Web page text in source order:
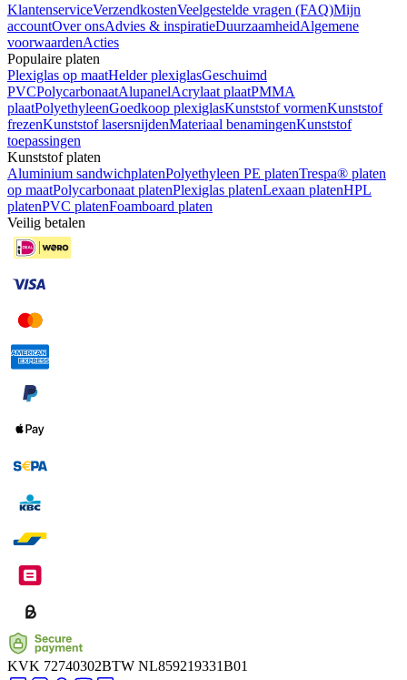
KlantenserviceVerzendkostenVeelgestelde vragen (FAQ)Mijn
accountOver onsAdvies & inspiratieDuurzaamheidAlgemene
voorwaardenActies
Populaire platen
Plexiglas op maatHelder plexiglasGeschuimd
PVCPolycarbonaatAlupanelAcrylaat plaatPMMA
plaatPolyethyleenGoedkoop plexiglasKunststof vormenKunststof
frezenKunststof lasersnijdenMateriaal benamingenKunststof
toepassingen
Kunststof platen
Aluminium sandwichplatenPolyethyleen PE platenTrespa® platen
op maatPolycarbonaat platenPlexiglas platenLexaan platenHPL
platenPVC platenFoamboard platen
Veilig betalen
KVK 72740302BTW NL859219331B01